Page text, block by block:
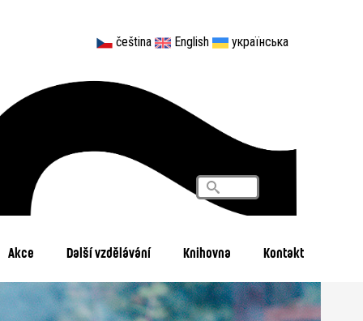
čeština English українська
Vyhledávání
Search
Akce Další vzdělávání Knihovna Kontakt